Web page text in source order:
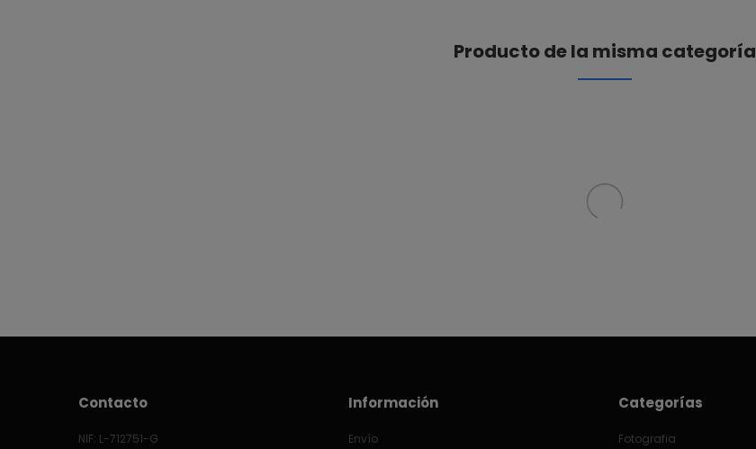
Producto de la misma categoría
Contacto
NIF: L-712751-G
Información
Envío
Categorías
Fotografia